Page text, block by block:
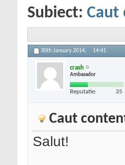
Subiect: Caut
30th January 2014, 14:41
crash
Ambasador
Reputatie: 35
Caut
Salut!